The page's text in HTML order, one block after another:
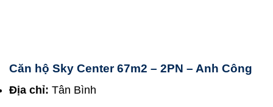
Căn hộ Sky Center 67m2 – 2PN – Anh Công
Địa chỉ: Tân Bình